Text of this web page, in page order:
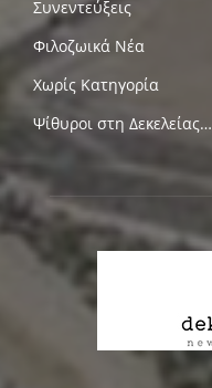
Συνεντεύξεις
Φιλοζωικά Νέα
Χωρίς Κατηγορία
Ψίθυροι στη Δεκελείας…